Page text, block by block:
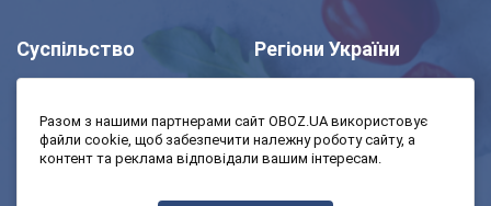
Суспільство Регіони України
Моя школа
Разом з нашими партнерами сайт OBOZ.UA використовує
файли cookie, щоб забезпечити належну роботу сайту, а
контент та реклама відповідали вашим інтересам.